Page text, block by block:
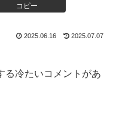
コピー
2025.06.16 2025.07.07
る冷たいコメントがあ